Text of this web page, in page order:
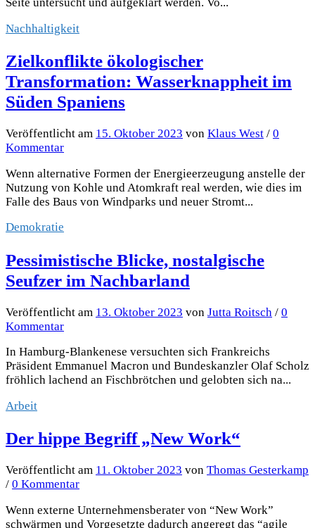
Nachhaltigkeit
Zielkonflikte ökologischer
Transformation: Wasserknappheit im
Süden Spaniens
Veröffentlicht am 15. Oktober 2023 von Klaus West / 0
Kommentar
Wenn alternative Formen der Energieerzeugung anstelle der
Nutzung von Kohle und Atomkraft real werden, wie dies im
Falle des Baus von Windparks und neuer Stromt...
Demokratie
Pessimistische Blicke, nostalgische
Seufzer im Nachbarland
Veröffentlicht am 13. Oktober 2023 von Jutta Roitsch / 0
Kommentar
In Hamburg-Blankenese versuchten sich Frankreichs
Präsident Emmanuel Macron und Bundeskanzler Olaf Scholz
fröhlich lachend an Fischbrötchen und gelobten sich na...
Arbeit
Der hippe Begriff „New Work“
Veröffentlicht am 11. Oktober 2023 von Thomas Gesterkamp
/ 0 Kommentar
Wenn externe Unternehmensberater von “New Work”
schwärmen und Vorgesetzte dadurch angeregt das “agile